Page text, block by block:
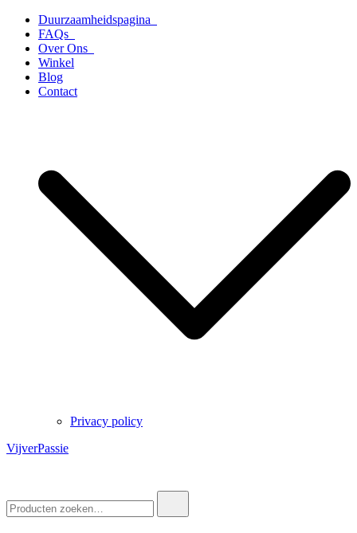
naar
inhoud
Duurzaamheidspagina
FAQs
Over Ons
Winkel
Blog
Contact
Privacy policy
VijverPassie
naar: